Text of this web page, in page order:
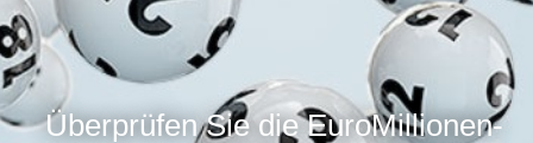
Überprüfen Sie die EuroMillionen-